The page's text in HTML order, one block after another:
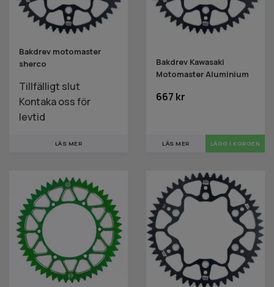
Bakdrev motomaster
sherco
Tillfälligt slut
Kontaka oss för
levtid
LÄS MER
Bakdrev Kawasaki
Motomaster Aluminium
667 kr
LÄS MER LÄGG I KORGEN